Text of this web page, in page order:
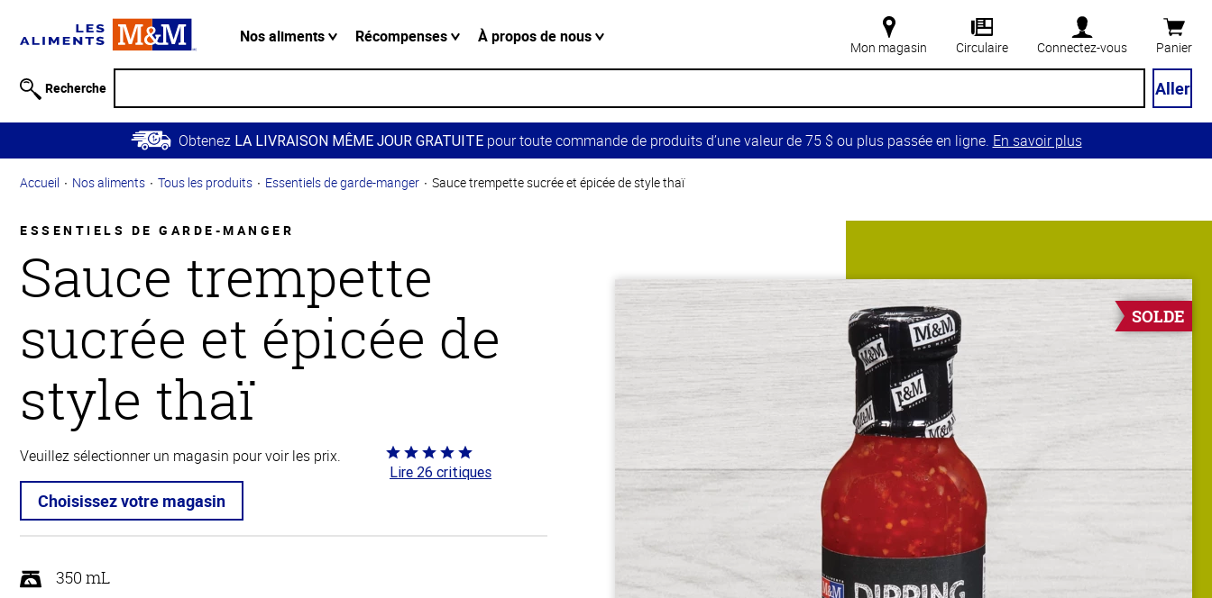
relative à
Passer
contenu
Retour à
principale
Nos aliments Récompenses À propos de nous
Mon magasin Circulaire Connectez-vous Panier
Recherche Aller
Obtenez LA LIVRAISON MÊME JOUR GRATUITEpour toute commande de produits d’une valeur de 75 $ ou plus passée en ligne. En savoir plus
Accueil Nos aliments Tous les produits Essentiels de garde-manger Sauce trempette sucrée et épicée de style thaï
ESSENTIELS DE GARDE-MANGER
Sauce trempette
sucrée et épicée de
style thaï
SOLDE
Veuillez sélectionner un magasin pour voir les prix.
Choisissez votre magasin
Coté
5 sur
Lire 26 critiques
350 mL